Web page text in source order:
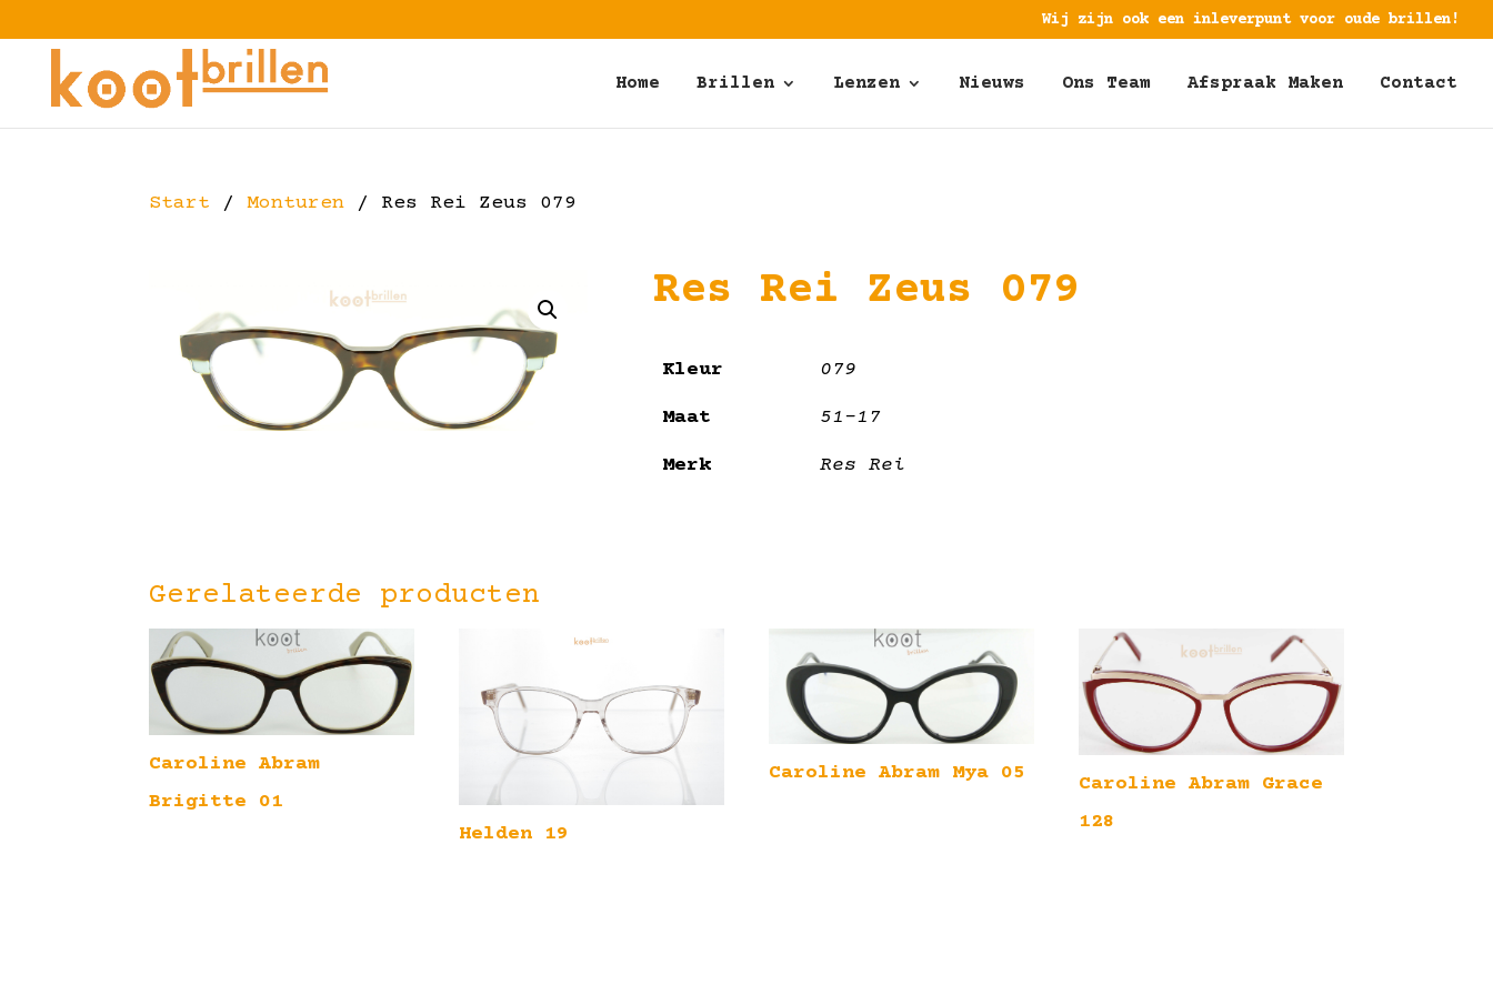
Wij zijn ook een inleverpunt voor oude brillen!
Home Brillen Lenzen Nieuws Ons Team Afspraak Maken Contact
Start /Monturen / Res Rei Zeus 079
Res Rei Zeus 079
Kleur 079
Maat 51-17
Merk Res Rei
Gerelateerde producten
Caroline Abram
Brigitte 01
Helden 19
Caroline Abram Mya 05
Caroline Abram Grace
128